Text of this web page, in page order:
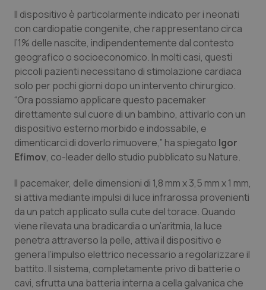
Friuli Venezia Giulia
Lazio
Liguria
Lombardia
Marche
Molise
Piemonte
Provincia Autonoma di Bolzano
Provincia Autonoma di Trento
Dermatite Atopica
Diabete & glucometri
Disturbi dell’umore
Dolore
Donna & Salute
Epatiti
HIV
Infezioni & Febbre
Ipertensione & Scompenso
Il dispositivo è particolarmente indicato per i neonati
con cardiopatie congenite, che rappresentano circa
l’1% delle nascite, indipendentemente dal contesto
geografico o socioeconomico. In molti casi, questi
piccoli pazienti necessitano di stimolazione cardiaca
solo per pochi giorni dopo un intervento chirurgico.
“Ora possiamo applicare questo pacemaker
direttamente sul cuore di un bambino, attivarlo con un
dispositivo esterno morbido e indossabile, e
dimenticarci di doverlo rimuovere,” ha spiegato Igor
Efimov, co-leader dello studio pubblicato su Nature.
Il pacemaker, delle dimensioni di 1,8 mm x 3,5 mm x 1 mm,
si attiva mediante impulsi di luce infrarossa provenienti
da un patch applicato sulla cute del torace. Quando
viene rilevata una bradicardia o un’aritmia, la luce
penetra attraverso la pelle, attiva il dispositivo e
genera l’impulso elettrico necessario a regolarizzare il
battito. Il sistema, completamente privo di batterie o
cavi, sfrutta una batteria interna a cella galvanica che